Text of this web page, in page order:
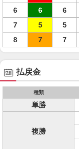
6
6 6
7
5 5
8
7 7
払戻金
種類
単勝
複勝